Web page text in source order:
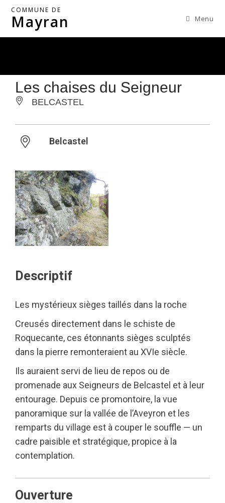
COMMUNE DE
Mayran Menu
Les chaises du Seigneur
BELCASTEL
Belcastel
Descriptif
Les mystérieux sièges taillés dans la roche
Creusés directement dans le schiste de
Roquecante, ces étonnants sièges sculptés
dans la pierre remonteraient au XVIe siècle.
Ils auraient servi de lieu de repos ou de
promenade aux Seigneurs de Belcastel et à leur
entourage. Depuis ce promontoire, la vue
panoramique sur la vallée de l’Aveyron et les
remparts du village est à couper le souffle — un
cadre paisible et stratégique, propice à la
contemplation.
Ouverture